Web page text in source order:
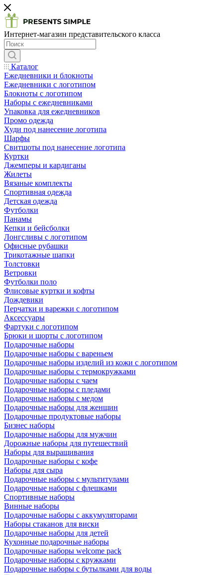
Интернет-магазин представительского класса
Каталог
Ежедневники и блокноты
Ежедневники с логотипом
Блокноты с логотипом
Наборы с ежедневниками
Упаковка для ежедневников
Промо одежда
Худи под нанесение логотипа
Шарфы
Свитшоты под нанесение логотипа
Куртки
Джемперы и кардиганы
Жилеты
Вязаные комплекты
Спортивная одежда
Детская одежда
Футболки
Панамы
Кепки и бейсболки
Лонгсливы с логотипом
Офисные рубашки
Трикотажные шапки
Толстовки
Ветровки
Футболки поло
Флисовые куртки и кофты
Дождевики
Перчатки и варежки с логотипом
Аксессуары
Фартуки с логотипом
Брюки и шорты с логотипом
Подарочные наборы
Подарочные наборы с вареньем
Подарочные наборы изделий из кожи с логотипом
Подарочные наборы с термокружками
Подарочные наборы с чаем
Подарочные наборы с пледами
Подарочные наборы с медом
Подарочные наборы для женщин
Подарочные продуктовые наборы
Бизнес наборы
Подарочные наборы для мужчин
Дорожные наборы для путешествий
Наборы для выращивания
Подарочные наборы с кофе
Наборы для сыра
Подарочные наборы с мультитулами
Подарочные наборы с флешками
Спортивные наборы
Винные наборы
Подарочные наборы с аккумуляторами
Наборы стаканов для виски
Подарочные наборы для детей
Кухонные подарочные наборы
Подарочные наборы welcome pack
Подарочные наборы с кружками
Подарочные наборы с бутылками для воды